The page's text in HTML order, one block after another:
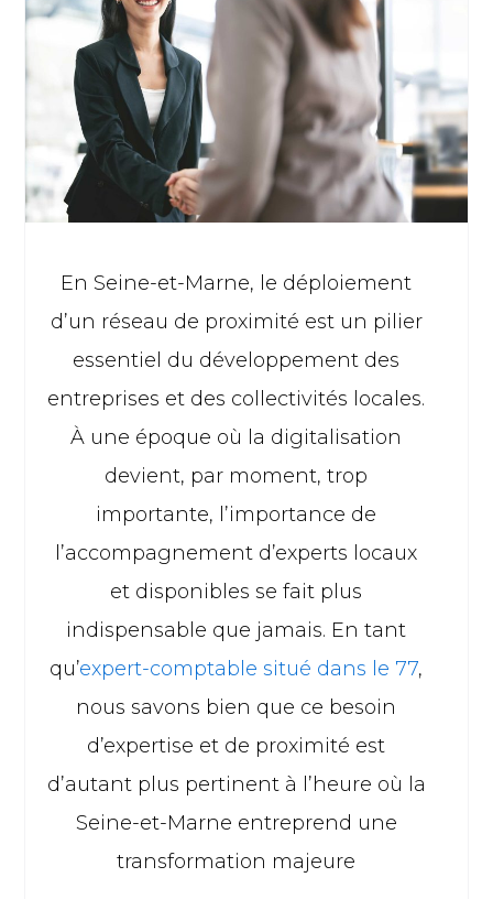
En Seine-et-Marne, le déploiement
d’un réseau de proximité est un pilier
essentiel du développement des
entreprises et des collectivités locales.
À une époque où la digitalisation
devient, par moment, trop
importante, l’importance de
l’accompagnement d’experts locaux
et disponibles se fait plus
indispensable que jamais. En tant
qu’expert-comptable situé dans le 77,
nous savons bien que ce besoin
d’expertise et de proximité est
d’autant plus pertinent à l’heure où la
Seine-et-Marne entreprend une
transformation majeure